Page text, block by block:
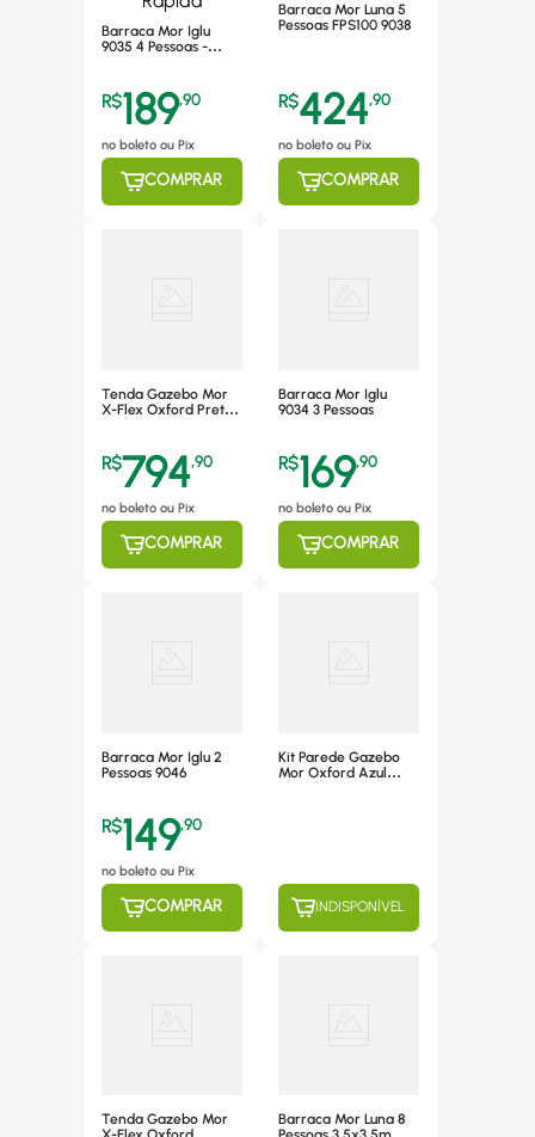
Barraca Mor Iglu
9035 4 Pessoas -
R$189,90
no boleto ou Pix
COMPRAR
Barraca Mor Luna 5
Pessoas FPS100 9038
R$424,90
no boleto ou Pix
COMPRAR
Tenda Gazebo Mor
X-Flex Oxford Preto,
R$794,90
no boleto ou Pix
COMPRAR
Barraca Mor Iglu
9034 3 Pessoas
R$169,90
no boleto ou Pix
COMPRAR
Barraca Mor Iglu 2
Pessoas 9046
R$149,90
no boleto ou Pix
COMPRAR
Kit Parede Gazebo
Mor Oxford Azul
INDISPONÍVEL
Tenda Gazebo Mor
Barraca Mor Luna 8